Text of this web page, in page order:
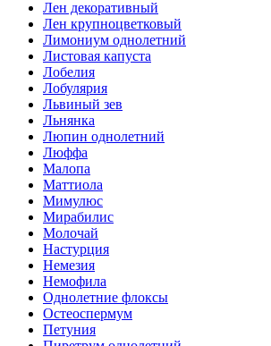
Лен декоративный
Лен крупноцветковый
Лимониум однолетний
Листовая капуста
Лобелия
Лобулярия
Львиный зев
Льнянка
Люпин однолетний
Люффа
Малопа
Маттиола
Мимулюс
Мирабилис
Молочай
Настурция
Немезия
Немофила
Однолетние флоксы
Остеоспермум
Петуния